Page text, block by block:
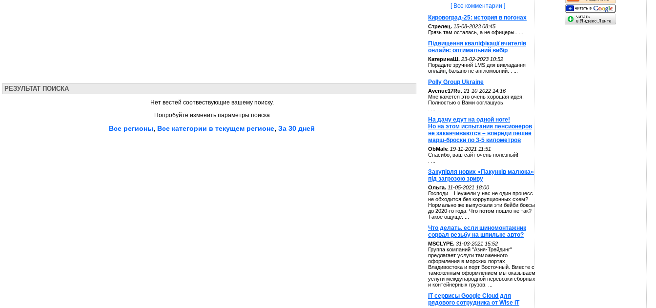
РЕЗУЛЬТАТ ПОИСКА
Нет вестей соотвествующие вашему поиску.
Попробуйте изменить параметры поиска
Все регионы, Все категории в текущем регионе, За 30 дней
[ Все комментарии ]
Кировоград-25: история в погонах
Стрелец. 15-08-2023 08:45
Грязь там осталась, а не офицеры.. ...
Підвищення кваліфікації вчителів
онлайн: оптимальний вибір
КатеринаШ. 23-02-2023 10:52
Порадьте зручний LMS для викладання
онлайн, бажано не англомовний. . ...
Polly Group Ukraine
Avenue17Ru. 21-10-2022 14:16
Мне кажется это очень хорошая идея.
Полностью с Вами соглашусь.
На дачу едут на одной ноге!
Но на этом испытания пенсионеров
не заканчиваются – впереди пешие
марш-броски по 3-5 километров
ОbMalv. 19-11-2021 11:51
Спасибо, ваш сайт очень полезный!
Закупівля нових «Пакунків малюка»
під загрозою зриву
Ольга. 11-05-2021 18:00
Господи... Неужели у нас не один процесс
не обходится без коррупционных схем?
Нормально же выпускали эти бейби боксы
до 2020-го года. Что потом пошло не так?
Такое ощуще. ...
Что делать, если шиномонтажник
сорвал резьбу на шпильке авто?
MSCLYPE. 31-03-2021 15:52
Группа компаний "Азия-Трейдинг"
предлагает услуги таможенного
оформления в морских портах
Владивостока и порт Восточный. Вместе с
таможенным оформлением мы оказываем
услуги международной перевозки сборных
и контейнерных грузов. ...
IT сервисы Google Cloud для
рядового сотрудника от Wise IT